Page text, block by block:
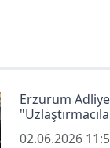
Erzurum
02.06.2026